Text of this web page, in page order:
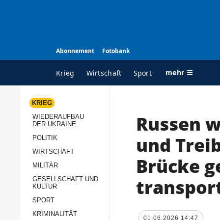
Abonnement Fotobank
Krieg Wirtschaft Sport mehr ☰
ALLE RUBRIKEN
Wiederaufbau der
Politik
Militär
KRIEG
WIEDERAUFBAU
DER UKRAINE
POLITIK
WIRTSCHAFT
MILITÄR
GESELLSCHAFT UND
KULTUR
SPORT
KRIMINALITÄT
Russen
und
Brücke
01.06.2026 14:47